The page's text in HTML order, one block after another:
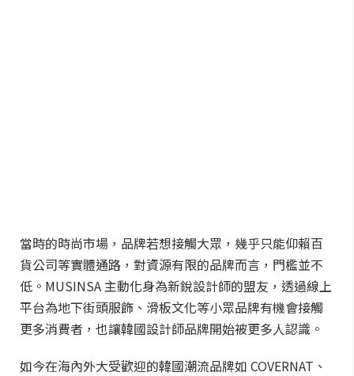
當時的時尚市場，品牌若想接觸大眾，幾乎只能仰賴百
貨公司等實體通路，對資源有限的品牌而言，門檻並不
低。MUSINSA 主動化身為新銳設計師的盟友，透過線上
平台為地下街頭服飾、滑板文化等小眾品牌有機會接觸
更多消費者，也讓韓國設計師品牌開始被更多人認識。
如今在海內外大受歡迎的韓國潮流品牌如 COVERNAT、